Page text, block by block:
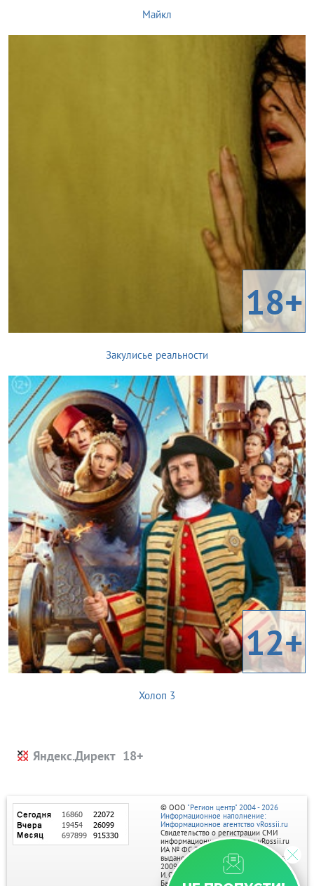
Майкл
18+
Закулисье реальности
12+
Холоп 3
Яндекс.Директ
© ООО "Регион центр" 2004 - 2026
Информационное наполнение:
Информационное агентство vRossii.ru
Свидетельство о регистрации СМИ
информационного агентства vRossii.ru
ИА № ФС 77‑35502
выдано РОСКОМНАДЗОРом 04 марта
2009г.
И. О. Главного редактора Нарыков А. Н.
Баннеры на портале размещаются на